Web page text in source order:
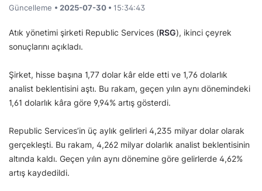
Güncelleme • 2025-07-30 • 15:34:43
Atık yönetimi şirketi Republic Services (RSG), ikinci çeyrek
sonuçlarını açıkladı.
Şirket, hisse başına 1,77 dolar kâr elde etti ve 1,76 dolarlık
analist beklentisini aştı. Bu rakam, geçen yılın aynı dönemindeki
1,61 dolarlık kâra göre 9,94% artış gösterdi.
Republic Services’in üç aylık gelirleri 4,235 milyar dolar olarak
gerçekleşti. Bu rakam, 4,262 milyar dolarlık analist beklentisinin
altında kaldı. Geçen yılın aynı dönemine göre gelirlerde 4,62%
artış kaydedildi.